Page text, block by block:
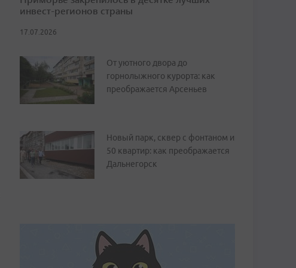
инвест-регионов страны
17.07.2026
От уютного двора до
горнолыжного курорта: как
преображается Арсеньев
Новый парк, сквер с фонтаном и
50 квартир: как преображается
Дальнегорск